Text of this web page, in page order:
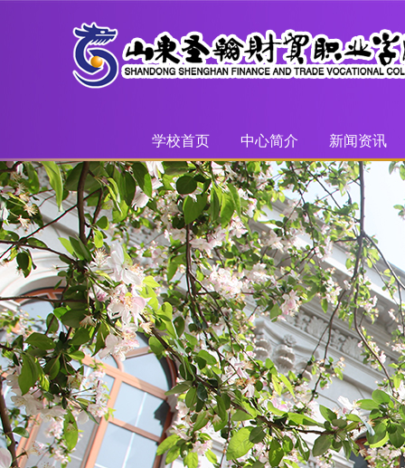
学校首页 中心简介 新闻资讯